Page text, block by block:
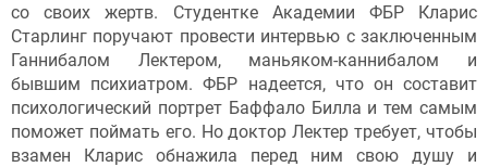
со своих жертв. Студентке Академии ФБР Кларис
Старлинг поручают провести интервью с заключенным
Ганнибалом Лектером, маньяком-каннибалом и
бывшим психиатром. ФБР надеется, что он составит
психологический портрет Баффало Билла и тем самым
поможет поймать его. Но доктор Лектер требует, чтобы
взамен Кларис обнажила перед ним свою душу и